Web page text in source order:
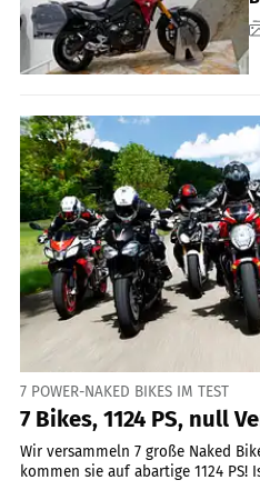
7 POWER-NAKED BIKES IM TEST
7 Bikes, 1124 PS, null
Wir versammeln 7 große Naked
kommen sie auf abartige 1124 PS!